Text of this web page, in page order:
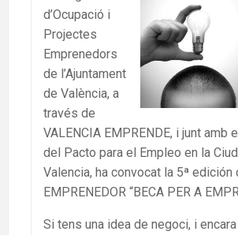
d’Ocupació i
Projectes
Emprenedors
de l’Ajuntament
de València, a
través de
VALENCIA EMPRENDE, i junt amb
del Pacto para el Empleo en la
Valencia, ha convocat la 5ª edición
EMPRENEDOR “BECA PER A
Si tens una idea de negoci, i